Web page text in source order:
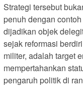
Strategi tersebut
penuh dengan
dijadikan objek
sejak reformasi
militer, adalah target
mempertahankan
pengaruh politik di